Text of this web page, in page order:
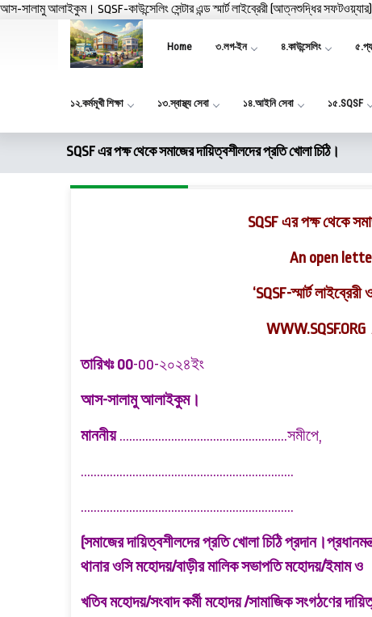
আস-সালামু আলাইকুম। SQSF-কাউন্সেলিং সেন্টার এন্ড স্মার্ট লাইব্রেরী (আত্নশুদ্ধির
Home ৩.লগ-ইন ৪.কাউন্সেলিং
১২.কর্মমূখী শিক্ষা ১৩.স্বাস্থ্য সেবা ১৪.আইনি সেবা ১৫.SQSF
SQSF এর পক্ষ থেকে সমাজের দায়িত্বশীলদের প্রতি খোলা চিঠি।
SQSFএর পক্ষ থেকে
An open
‘SQSF-স্মার্ট
WWW.SQSF.ORG
তারিখঃ 00-00-২০২৪ইং
আস-সালামু আলাইকুম।
মাননীয়....................................................সমীপে,
..................................................................
..................................................................
(সমাজের দায়িত্বশীলদের প্রতি খোলা চিঠি
থানার ওসি মহোদয়/বাড়ীর মালিক সভাপতি মহোদয়/ইমাম ও
খতিব মহোদয়/সংবাদ কর্মী মহোদয় /সামাজিক সংগঠণের